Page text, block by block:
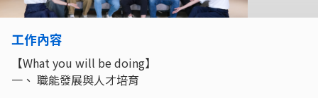
工作內容
【What you will be doing】
一、 職能發展與人才培育